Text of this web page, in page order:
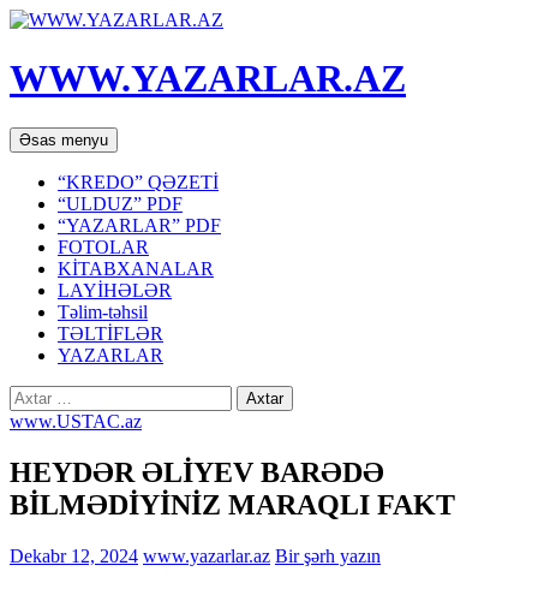
WWW.YAZARLAR.AZ
Axtar
Əsas menyu Mühtəviyyata
keç
“KREDO” QƏZETİ
“ULDUZ” PDF
“YAZARLAR” PDF
FOTOLAR
KİTABXANALAR
LAYİHƏLƏR
Təlim-təhsil
TƏLTİFLƏR
YAZARLAR
Axtarış:
www.USTAC.az
HEYDƏR ƏLİYEV BARƏDƏ
BİLMƏDİYİNİZ MARAQLI FAKT
Dekabr 12, 2024 www.yazarlar.az Bir şərh yazın